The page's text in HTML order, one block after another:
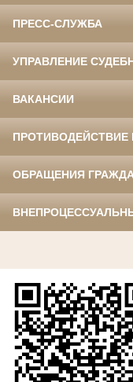
ПРЕСС-СЛУЖБА
УПРАВЛЕНИЕ
ВАКАНСИИ
ПРОТИВОДЕЙСТВИЕ
ОБРАЩЕНИЯ